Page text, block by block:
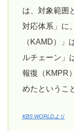
は、対象範囲
対応体系」に
（KAMD）」
ルチェーン」
報復（KMPR
めたというこ
KBS WORLDより